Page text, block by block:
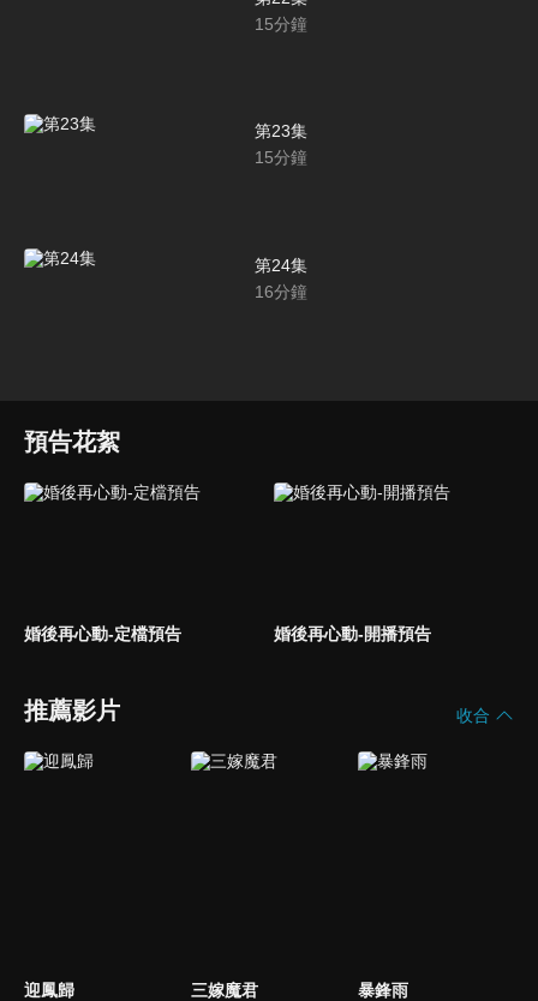
15分鐘
第23集
15分鐘
第24集
16分鐘
預告花絮
婚後再心動-定檔預告 婚後再心動-開播預告
推薦影片 收合
迎鳳歸 三嫁魔君 暴鋒雨